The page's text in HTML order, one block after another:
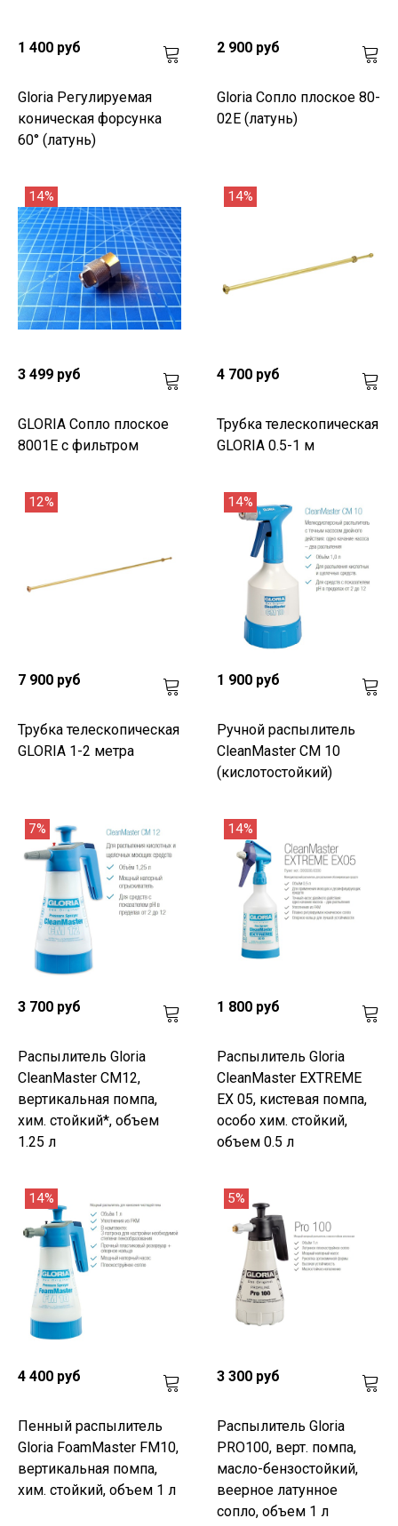
1 400 руб
Gloria Регулируемая
коническая форсунка
60° (латунь)
2 900 руб
Gloria Сопло плоское 80-
02E (латунь)
14%
3 499 руб
GLORIA Сопло плоское
8001Е с фильтром
14%
4 700 руб
Трубка телескопическая
GLORIA 0.5-1 м
12%
7 900 руб
Трубка телескопическая
GLORIA 1-2 метра
14%
1 900 руб
Ручной распылитель
CleanMaster CM 10
(кислотостойкий)
7%
3 700 руб
Распылитель Gloria
CleanMaster CM12,
вертикальная помпа,
хим. стойкий*, объем
1.25 л
14%
1 800 руб
Распылитель Gloria
CleanMaster EXTREME
EX 05, кистевая помпа,
особо хим. стойкий,
объем 0.5 л
14%
4 400 руб
Пенный распылитель
Gloria FoamMaster FM10,
вертикальная помпа,
хим. стойкий, объем 1 л
5%
3 300 руб
Распылитель Gloria
PRO100, верт. помпа,
масло-бензостойкий,
веерное латунное
сопло, объем 1 л